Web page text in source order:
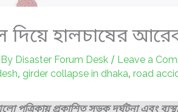
দিয়ে হালচাষের
Disaster Forum Desk / Leave a
, girder collapse in dhaka, road